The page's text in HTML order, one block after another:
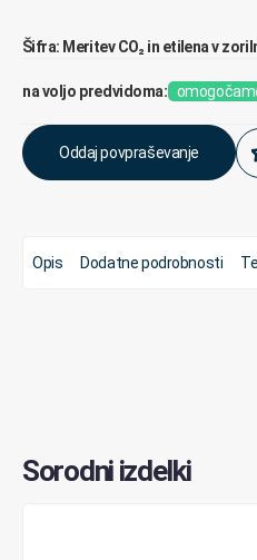
Šifra: Meritev CO₂ in etilena v
na voljo predvidoma:
Oddaj povpraševanje
Opis Dodatne podrobnosti
Sorodni izdelki